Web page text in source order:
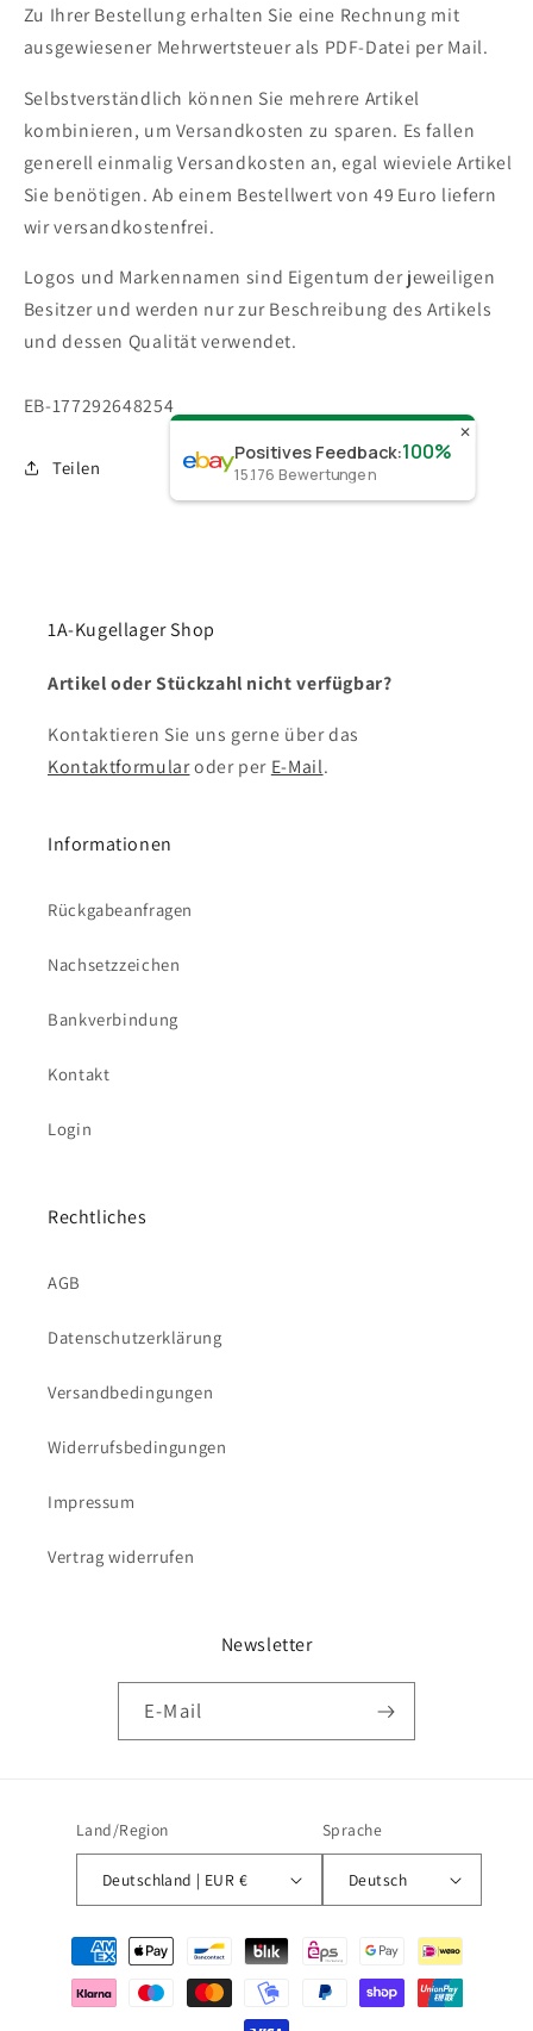
Zu Ihrer Bestellung erhalten Sie eine Rechnung mit
ausgewiesener Mehrwertsteuer als PDF-Datei per Mail.
Selbstverständlich können Sie mehrere Artikel
kombinieren, um Versandkosten zu sparen. Es fallen
generell einmalig Versandkosten an, egal wieviele Artikel
Sie benötigen.Ab einem Bestellwert von 49 Euro liefern
wir versandkostenfrei.
Logos und Markennamen sind Eigentum der jeweiligen
Besitzer und werden nur zur Beschreibung des Artikels
und dessen Qualität verwendet.
SKU:
EB-177292648254
Teilen
✕
Positives Feedback:100%
15.176 Bewertungen
1A-Kugellager Shop
Artikel oder Stückzahl nicht verfügbar?
Kontaktieren Sie uns gerne über das
Kontaktformularoder per E-Mail.
Informationen
Rückgabeanfragen
Nachsetzzeichen
Bankverbindung
Kontakt
Login
Rechtliches
AGB
Datenschutzerklärung
Versandbedingungen
Widerrufsbedingungen
Impressum
Vertrag widerrufen
Newsletter
E-Mail
Land/Region
Deutschland | EUR €
Sprache
Deutsch
Zahlungsmethoden